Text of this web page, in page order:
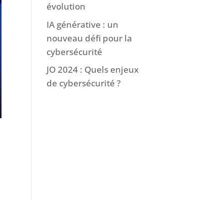
évolution
IA générative : un
nouveau défi pour la
cybersécurité
JO 2024 : Quels enjeux
de cybersécurité ?